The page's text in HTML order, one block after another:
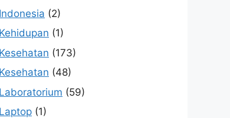
Indonesia (2)
Kehidupan (1)
Kesehatan (173)
Kesehatan (48)
Laboratorium (59)
Laptop (1)